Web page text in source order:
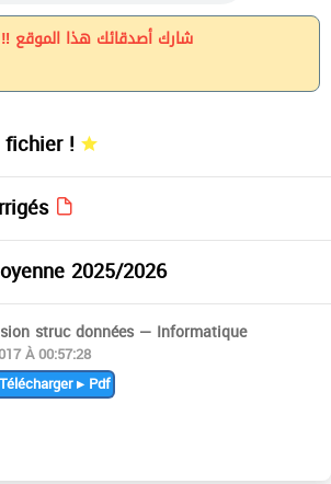
شارك أصدقائك هذا الموقع
!
2025/2026
struc données — Informatique
À 00:57:28
Télécharger ▸ Pdf